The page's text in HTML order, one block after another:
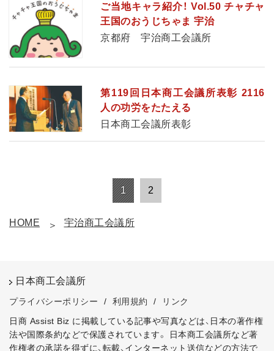
ご当地キャラ紹介！ Vol.50 チャチャ
王国のおうじちゃま 宇治
京都府 宇治商工会議所
第119回日本商工会議所表彰 2116
人の功労をたたえる
日本商工会議所表彰
1 2
HOME 宇治商工会議所
日本商工会議所
プライバシーポリシー / 利用規約 /
リンク
日商 Assist Biz に掲載している記事や写真などは、日本の著作権
法や国際条約などで保護されています。
日本商工会議所など著
作権者の承諾を得ずに、転載、インターネット送信などの方法で